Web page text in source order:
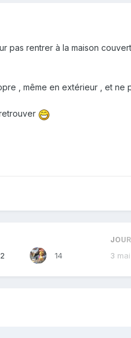
pas rentrer à la maison
, même en extérieur , et ne
14 3 mai